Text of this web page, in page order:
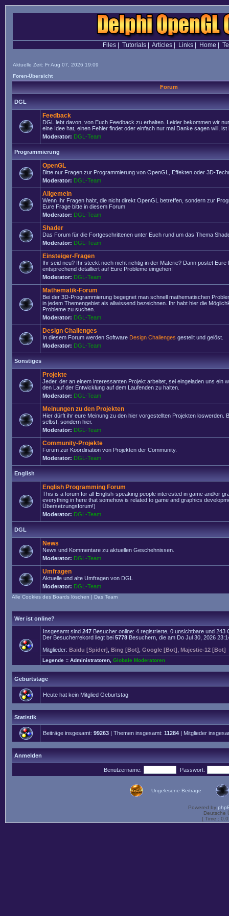
Files| Tutorials| Articles| Links| Home
Aktuelle Zeit: Fr Aug 07, 2026 19:09
Foren-Übersicht
Forum
DGL
Feedback
DGL lebt davon, von Euch Feedback zu erhalten. Leider bekommen wir
eine Idee hat, einen Fehler findet oder einfach nur mal Danke sagen will, ist
Moderator: DGL-Team
Programmierung
OpenGL
Bitte nur Fragen zur Programmierung von OpenGL, Effekten oder 3D-
Moderator: DGL-Team
Allgemein
Wenn Ihr Fragen habt, die nicht direkt OpenGL betreffen, sondern zur
Eure Frage bitte in diesem Forum
Moderator: DGL-Team
Shader
Das Forum für die Fortgeschrittenen unter Euch rund um das Thema
Moderator: DGL-Team
Einsteiger-Fragen
Ihr seid neu? Ihr steckt noch nicht richtig in der Materie? Dann postet Eure
entsprechend detailliert auf Eure Probleme eingehen!
Moderator: DGL-Team
Mathematik-Forum
Bei der 3D-Programmierung begegnet man schnell mathematischen
in jedem Themengebiet als allwissend bezeichnen. Ihr habt hier die
Probleme zu suchen.
Moderator: DGL-Team
Design Challenges
In diesem Forum werden Software Design Challenges gestellt und gelöst.
Moderator: DGL-Team
Sonstiges
Projekte
Jeder, der an einem interessanten Projekt arbeitet, sei eingeladen uns ein
den Lauf der Entwicklung auf dem Laufenden zu halten.
Moderator: DGL-Team
Meinungen zu den Projekten
Hier dürft ihr eure Meinung zu den hier vorgestellten Projekten loswerden.
selbst, sondern hier.
Moderator: DGL-Team
Community-Projekte
Forum zur Koordination von Projekten der Community.
Moderator: DGL-Team
English
English Programming Forum
This is a forum for all English-speaking people interested in game and/or
everything in here that somehow is related to game and graphics
Übersetzungsforum!)
Moderator: DGL-Team
DGL
News
News und Kommentare zu aktuellen Geschehnissen.
Moderator: DGL-Team
Umfragen
Aktuelle und alte Umfragen von DGL
Moderator: DGL-Team
Alle Cookies des Boards löschen | Das Team
Wer ist online?
Insgesamt sind 247 Besucher online: 4 registrierte, 0 unsichtbare und
Der Besucherrekord liegt bei 5778 Besuchern, die am Do Jul 30, 2026
Mitglieder: Baidu [Spider] Bing [Bot] Google [Bot] Majestic-12 [Bot]
Legende :: Administratoren Globale Moderatoren
Geburtstage
Heute hat kein Mitglied Geburtstag
Statistik
Beiträge insgesamt: 99263 | Themen insgesamt: 11284 | Mitglieder
Anmelden
Benutzername: Passwort:
Ungelesene Beiträge
Powered by
Deutsche
[ Time :